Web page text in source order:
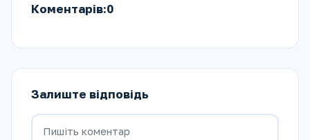
Коментарів:0
Залиште відповідь